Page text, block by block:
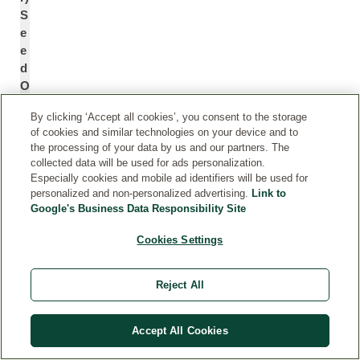
S
e
e
d
O
G
lu
c
o
di
By clicking ‘Accept all cookies’, you consent to the storage
of cookies and similar technologies on your device and to
the processing of your data by us and our partners. The
collected data will be used for ads personalization.
Especially cookies and mobile ad identifiers will be used for
personalized and non-personalized advertising. Link to
Google's Business Data Responsibility Site
Cookies Settings
Reject All
Accept All Cookies